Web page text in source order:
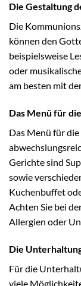
Die Gestaltung
Die
können den
beispielsweise
oder
am besten mit
Das Menü für
Das Menü für
Gerichte sind
sowie
Kuchenbuffet
Achten Sie bei
Allergien oder
Die
Für die
viele